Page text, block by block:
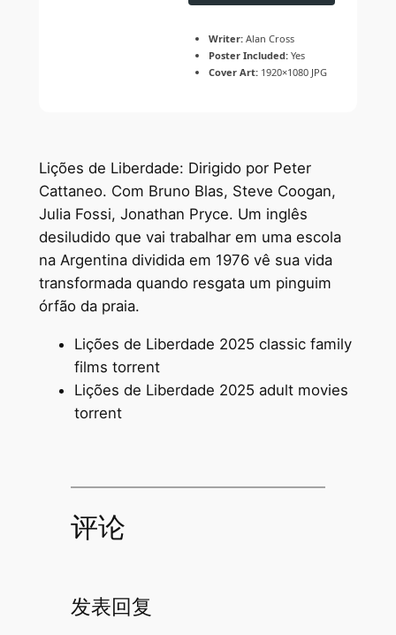
Writer: Alan Cross
Poster Included: Yes
Cover Art: 1920×1080 JPG
Lições de Liberdade: Dirigido por Peter
Cattaneo. Com Bruno Blas, Steve Coogan,
Julia Fossi, Jonathan Pryce. Um inglês
desiludido que vai trabalhar em uma escola
na Argentina dividida em 1976 vê sua vida
transformada quando resgata um pinguim
órfão da praia.
Lições de Liberdade 2025 classic family
films torrent
Lições de Liberdade 2025 adult movies
torrent
评论
发表回复